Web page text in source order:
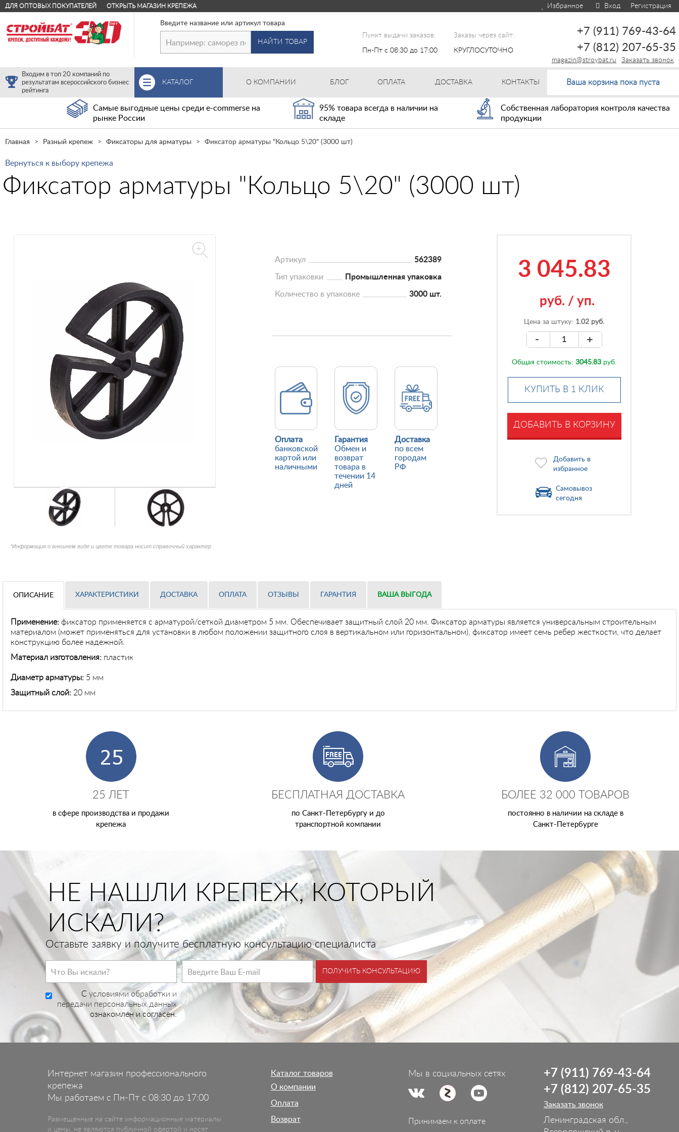
ДЛЯ ОПТОВЫХ ПОКУПАТЕЛЕЙ ОТКРЫТЬ МАГАЗИН КРЕПЕЖА Избранное Вход Регистрация
Введите название или артикул товара
НАЙТИ ТОВАР
Пункт выдачи заказов:
Пн-Пт с 08:30 до 17:00
Заказы через сайт:
КРУГЛОСУТОЧНО
+7 (911) 769-43-64
+7 (812) 207-65-35
Заказать звонок
magazin@stroybat.ru
Входим в топ 20 компаний по
результатам всероссийского бизнес
рейтинга
КАТАЛОГ О КОМПАНИИ БЛОГ ОПЛАТА ДОСТАВКА КОНТАКТЫ Ваша корзина пока пуста
Самые выгодные цены среди e-commerse на
рынке России
95% товара всегда в наличии на
складе
Собственная лаборатория контроля качества
продукции
Главная Разный крепеж Фиксаторы для арматуры Фиксатор арматуры "Кольцо 5\20" (3000 шт)
Вернуться к выбору крепежа
Фиксатор арматуры "Кольцо 5\20" (3000 шт)
*Информация о внешнем виде и цвете товара носит справочный характер
Артикул 562389
Тип упаковки Промышленная упаковка
Количество в упаковке 3000 шт.
Оплата
банковской
картой или
наличными
Гарантия
Обмен и
возврат
товара в
течении 14
дней
Доставка
по всем
городам
РФ
3 045.83
руб. / уп.
Цена за штуку: 1.02 руб.
- +
Общая стоимость:3045.83 руб.
КУПИТЬ В 1 КЛИК
ДОБАВИТЬ В КОРЗИНУ
Добавить в
избранное
Самовывоз
сегодня
ОПИСАНИЕ ХАРАКТЕРИСТИКИ ДОСТАВКА ОПЛАТА ОТЗЫВЫ ГАРАНТИЯ ВАША ВЫГОДА
Применение: фиксатор применяется с арматурой/сеткой диаметром 5 мм. Обеспечивает защитный слой 20 мм. Фиксатор арматуры является универсальным строительным
материалом (может применяться для установки в любом положении защитного слоя в вертикальном или горизонтальном), фиксатор имеет семь ребер жесткости, что делает
конструкцию более надежной.
Материал изготовления: пластик
Диаметр арматуры: 5 мм
Защитный слой: 20 мм
25 ЛЕТ
в сфере производства и продажи
крепежа
БЕСПЛАТНАЯ ДОСТАВКА
по Санкт-Петербургу и до
транспортной компании
БОЛЕЕ 32 000 ТОВАРОВ
постоянно в наличии на складе в
Санкт-Петербурге
НЕ НАШЛИ КРЕПЕЖ, КОТОРЫЙ
ИСКАЛИ?
Оставьте заявку и получите бесплатную консультацию специалиста
C условиями обработки и
передачи персональных данных
ознакомлен и согласен.
ПОЛУЧИТЬ КОНСУЛЬТАЦИЮ
Интернет магазин профессионального
крепежа
Мы работаем с Пн-Пт с 08:30 до 17:00
Размещенные на сайте информационные материалы
и цены, не являются публичной офертой и носят
Каталог товаров
О компании
Оплата
Возврат
Мы в социальных сетях
Принимаем к оплате
+7 (911) 769-43-64
+7 (812) 207-65-35
Заказать звонок
Ленинградская обл.,